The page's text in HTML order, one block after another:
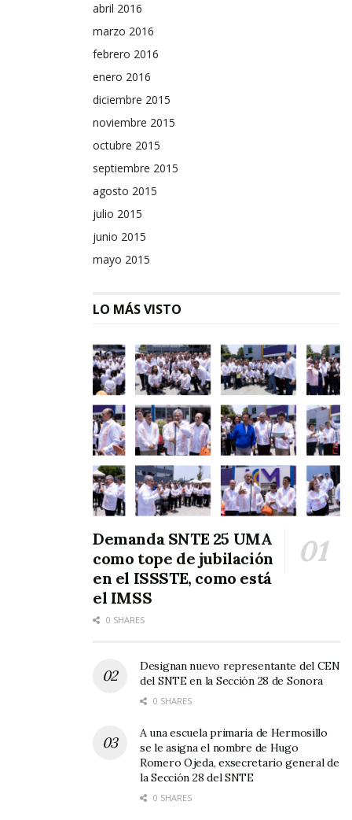
abril 2016
marzo 2016
febrero 2016
enero 2016
diciembre 2015
noviembre 2015
octubre 2015
septiembre 2015
agosto 2015
julio 2015
junio 2015
mayo 2015
LO MÁS VISTO
Demanda SNTE 25 UMA
como tope de jubilación
en el ISSSTE, como está
el IMSS
0 SHARES
Designan nuevo representante del CEN
del SNTE en la Sección 28 de Sonora
0 SHARES
A una escuela primaria de Hermosillo
se le asigna el nombre de Hugo
Romero Ojeda, exsecretario general de
la Sección 28 del SNTE
0 SHARES